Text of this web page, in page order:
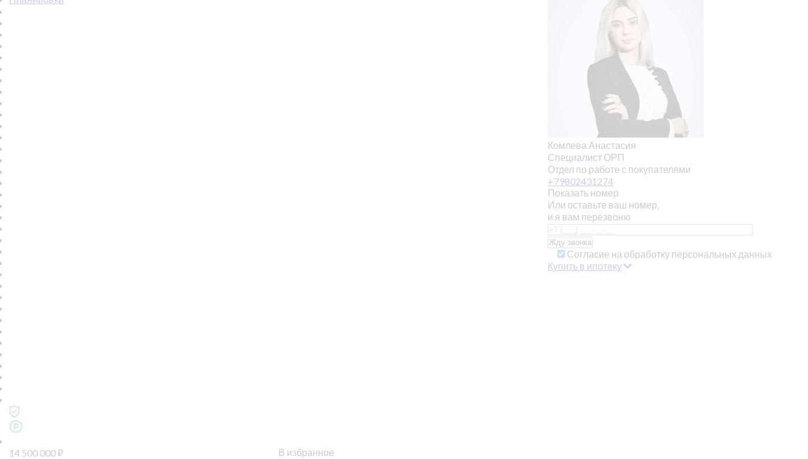
14 500 000₽
В избранное
Комлева Анастасия
Специалист ОРП
Отдел по работе с покупателями
+79802431274
Показать номер
Или оставьте ваш номер,
и я вам перезвоню
Согласие на обработку персональных данных
Купить в ипотеку